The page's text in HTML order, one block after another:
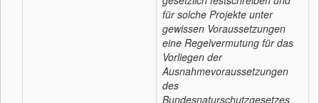
für solche Projekte unter
gewissen Voraussetzungen
eine Regelvermutung für das
Vorliegen der
Ausnahmevoraussetzungen
des
Bundesnaturschutzgesetzes